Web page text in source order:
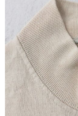
ご利用案内
お客様の声
レビュ
お気に入りリスト
会員登録
メルマガ登録
会社概要
店舗一覧